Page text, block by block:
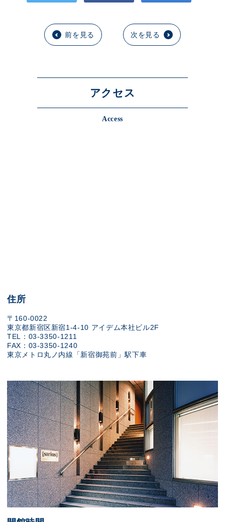
前を見る 次を見る
アクセス
Access
住所
〒160-0022
東京都新宿区新宿1-4-10 アイデム本社ビル2F
TEL：03-3350-1211
FAX：03-3350-1240
東京メトロ丸ノ内線「新宿御苑前」駅下車